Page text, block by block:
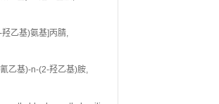
羟乙基)氨基]丙腈,
乙基)-n-(2-羟乙基)胺,